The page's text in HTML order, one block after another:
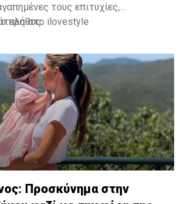
τους επιτυχίες,
πλήθος.στο ilovestyle
Προσκύνημα στην